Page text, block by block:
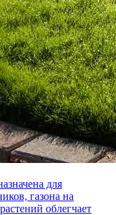
для
газона на
облегчает